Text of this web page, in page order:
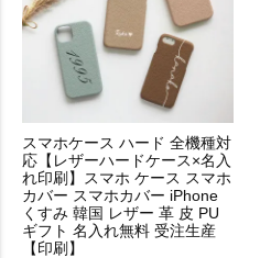
スマホケース ハード 全機種対
応【レザーハードケース×名入
れ印刷】スマホ ケース スマホ
カバー スマホカバー iPhone
くすみ 韓国 レザー 革 皮 PU
ギフト 名入れ無料 受注生産
【印刷】